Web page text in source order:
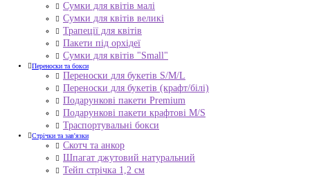
Сумки для квітів малі
Сумки для квітів великі
Трапеції для квітів
Пакети під орхідеї
Сумки для квітів "Small"
Переноски та бокси
Переноски для букетів S/M/L
Переноски для букетів (крафт/білі)
Подарункові пакети Premium
Подарункові пакети крафтові M/S
Траспортувальні бокси
Стрічки та зав'язки
Скотч та анкор
Шпагат джутовий натуральний
Тейп стрічка 1,2 см